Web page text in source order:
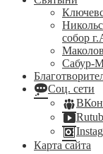
собор
Сабур-
Соц. сети
Карта сайта